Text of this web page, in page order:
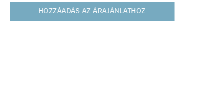
HOZZÁADÁS AZ ÁRAJÁNLATHOZ